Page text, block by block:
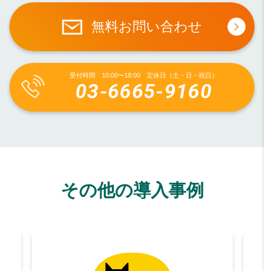
無料お問い合わせ
受付時間 10:00〜18:00 定休日（土・日・祝日）
03-6665-9160
その他の導入事例